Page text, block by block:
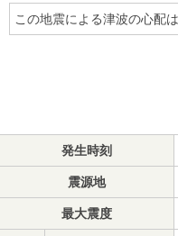
この地震による津波の心配
発生時刻
震源地
最大震度